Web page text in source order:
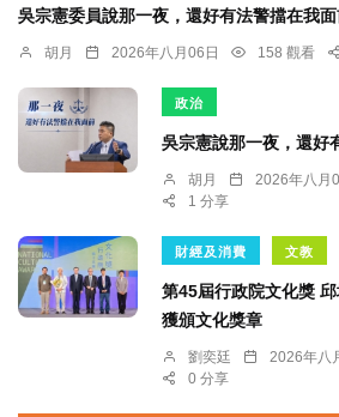
吳宗憲委員說那一夜，還好有法警擋在我
胡月 2026年八月06日 158 觀看
政治
吳宗憲說那一夜，還好
胡月 2026年八月
1 分享
財經及消費 文教
第45屆行政院文化獎
獲頒文化獎章
劉奕廷 2026年八
0 分享